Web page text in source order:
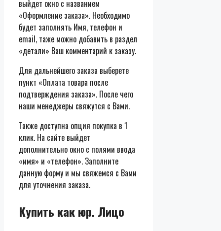
выйдет окно с названием
«Оформление заказа». Необходимо
будет заполнять Имя, телефон и
email, таже можно добавить в раздел
«детали» Ваш комментарий к заказу.
Для дальнейшего заказа выберете
пункт «Оплата товара после
подтверждения заказа». После чего
наши менеджеры свяжутся с Вами.
Также доступна опция покупка в 1
клик. На сайте выйдет
дополнительно окно с полями ввода
«имя» и «телефон». Заполните
данную форму и мы свяжемся с Вами
для уточнения заказа.
Купить как юр. Лицо